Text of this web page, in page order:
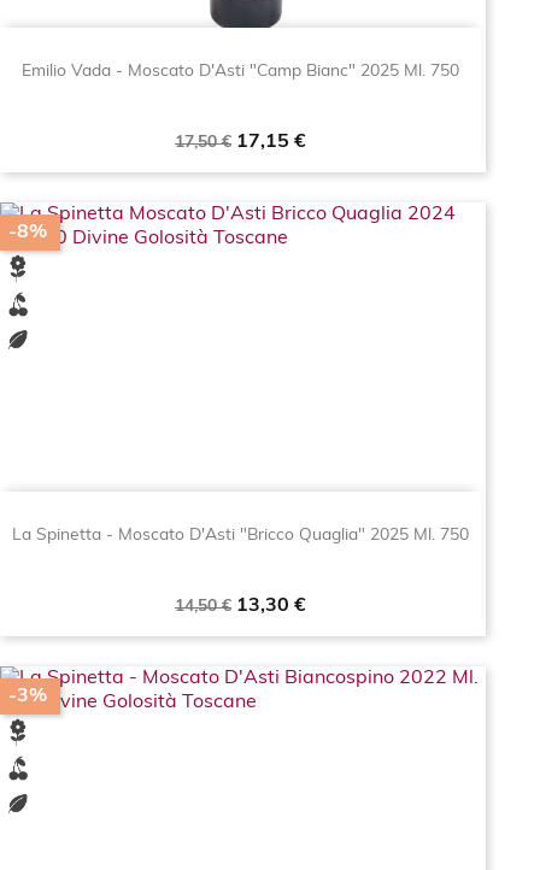
Emilio Vada - Moscato D'Asti "Camp Bianc" 2025 Ml. 750
Prezzo
17,50 € Prezzo
17,15 €
La Spinetta - Moscato D'Asti "Bricco Quaglia" 2025 Ml. 750
Prezzo
14,50 € Prezzo
13,30 €
-8%
-3%